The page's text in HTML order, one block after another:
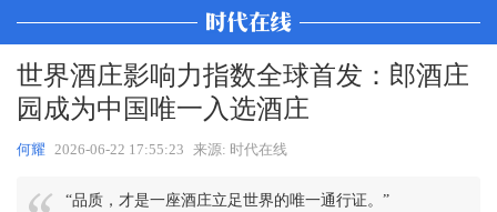
世界酒庄影响力指数全球首发：郎酒庄
园成为中国唯一入选酒庄
何耀 2026-06-22 17:55:23 来源: 时代在线
“品质，才是一座酒庄立足世界的唯一通行证。”